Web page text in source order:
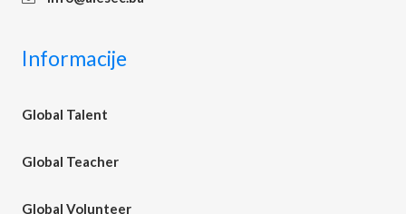
Informacije
Global Talent
Global Teacher
Global Volunteer